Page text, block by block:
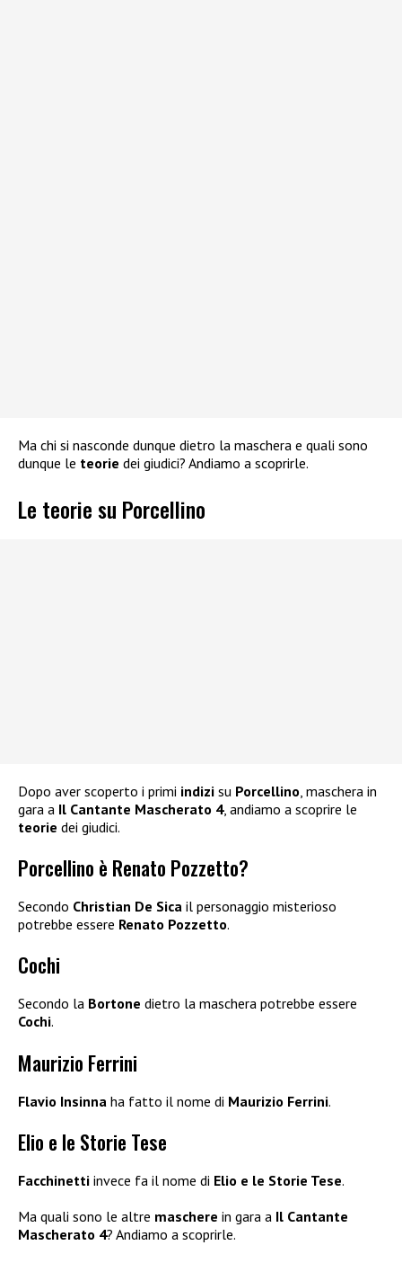
Ma chi si nasconde dunque dietro la maschera e quali sono
dunque le teorie dei giudici? Andiamo a scoprirle.
Le teorie su Porcellino
Dopo aver scoperto i primi indizi su Porcellino , maschera in
gara a Il Cantante Mascherato 4, andiamo a scoprire le
teorie dei giudici.
Porcellino è Renato Pozzetto?
Secondo Christian De Sica il personaggio misterioso
potrebbe essere Renato Pozzetto.
Cochi
Secondo la Bortone dietro la maschera potrebbe essere
Cochi.
Maurizio Ferrini
Flavio Insinna ha fatto il nome di Maurizio Ferrini.
Elio e le Storie Tese
Facchinetti invece fa il nome di Elio e le Storie Tese.
Ma quali sono le altre maschere in gara a Il Cantante
Mascherato 4? Andiamo a scoprirle.